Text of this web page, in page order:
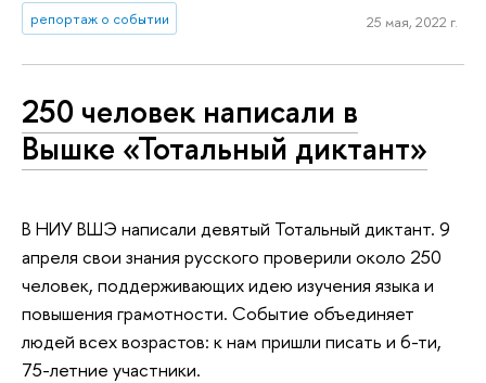
репортаж о событии 25 мая, 2022 г.
250 человек написали в
Вышке «Тотальный диктант»
В НИУ ВШЭ написали девятый Тотальный диктант. 9
апреля свои знания русского проверили около 250
человек, поддерживающих идею изучения языка и
повышения грамотности. Событие объединяет
людей всех возрастов: к нам пришли писать и 6-ти,
75-летние участники.